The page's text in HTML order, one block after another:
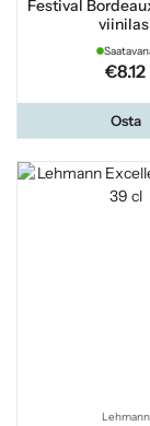
Festival
€8.12
Osta
Lehmann